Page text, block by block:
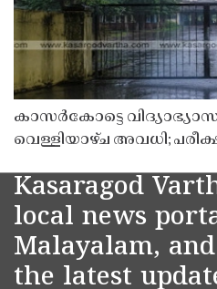
കാസർകോട്ടെ
വെള്ളിയാഴ്ച അവധി;
Kasaragod
local news
Malayalam,
the latest